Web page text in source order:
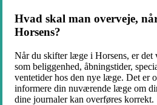
Hvad skal man overveje,
Horsens?
Når du skifter læge i Horsens, er det
som beliggenhed, åbningstider,
ventetider hos den nye læge. Det er
informere din nuværende læge om
dine journaler kan overføres korrekt.